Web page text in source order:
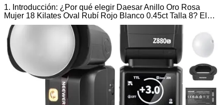
1. Introducción: ¿Por qué elegir Daesar Anillo Oro Rosa
Mujer 18 Kilates Oval Rubí Rojo Blanco 0.45ct Talla 8? El…